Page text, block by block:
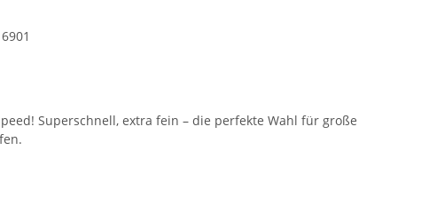
Superschnell, extra fein – die perfekte Wahl für große